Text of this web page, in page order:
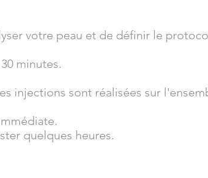
votre peau et de définir le
minutes.
injections sont réalisées sur
quelques heures.